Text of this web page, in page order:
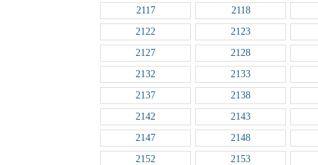
2117
2118
2122
2123
2127
2128
2132
2133
2137
2138
2142
2143
2147
2148
2152
2153